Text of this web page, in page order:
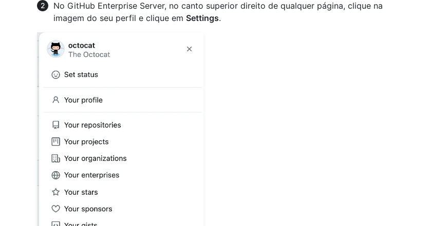
No GitHub Enterprise Server, no canto superior direito de qualquer página, clique na
imagem do seu perfil e clique em Settings.